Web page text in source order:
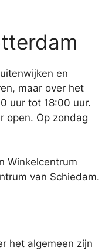
en
maar over het
uur tot 18:00 uur.
open. Op zondag
Winkelcentrum
van Schiedam.
het algemeen zijn